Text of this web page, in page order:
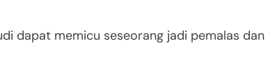
dapat memicu seseorang jadi pemalas dan